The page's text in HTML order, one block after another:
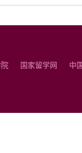
国家留学网 中